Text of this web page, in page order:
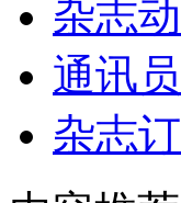
杂志
通讯
杂志